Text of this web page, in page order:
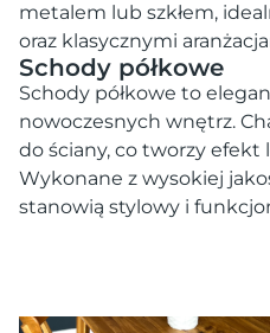
metalem lub szkłem,
oraz klasycznymi
Schody półkowe
Schody półkowe to
nowoczesnych wnętrz.
do ściany, co tworzy
Wykonane z wysokiej
stanowią stylowy i